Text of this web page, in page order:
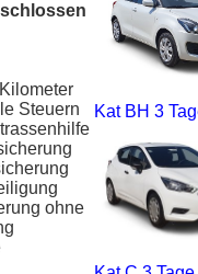
Steuern
ohne
Kat BH 3